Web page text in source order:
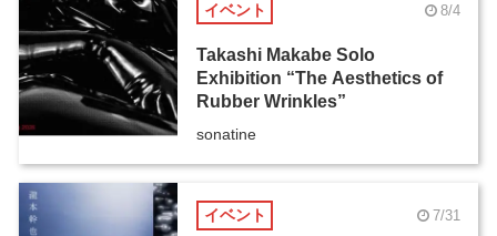
イベント 8/4
Takashi Makabe Solo
Exhibition “The Aesthetics of
Rubber Wrinkles”
sonatine
イベント 7/31